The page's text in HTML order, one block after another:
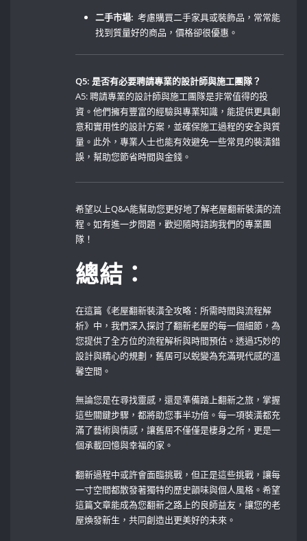
二手市場: ​ 考慮購買二手家具或裝飾品，常常能
找到質量好的商品，價格卻很優惠。
Q5: 是否有必要聘請專業的設計師與施工團隊？
A5: 聘請專業的設計師與施工團隊是非常值得的投
資。他們擁有豐富的經驗與專業知識，能提供更具創
意和實用性的設計方案，並確保施工過程的安全與質
量。此外，專業人士也能有效避免一些常見的裝潢錯
誤，幫助您節省時間與金錢。
希望以上Q&A能幫助您更好地了解老屋翻新裝潢的流
程。如有進一步問題，歡迎隨時諮詢我們的專業團
隊！
總結：
在這篇《老屋翻新裝潢全攻略：所需時間與流程解
析》中，我們深入探討了翻新老屋的每一個細節，為
您提供了全方位的流程解析與時間預估。透過巧妙的
設計與精心的規劃，舊居可以蛻變為充滿現代感的溫
馨空間。
無論您是在尋找靈感，還是準備踏上翻新之旅，掌握
這些關鍵步驟，都將助您事半功倍。每一項裝潢都充
滿了藝術與情感，讓舊居不僅僅是棲身之所，更是一
個承載回憶與幸福的家。
翻新過程中或許會面臨挑戰，但正是這些挑戰，讓每
一寸空間都散發著獨特的歷史韻味與個人風格。希望
這篇文章能成為您翻新之路上的良師益友，讓您的老
屋煥發新生，共同創造出更美好的未來。